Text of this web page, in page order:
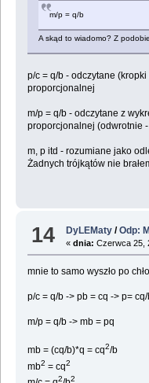
m/p = q/b
A skąd to wiadomo? Z
p/c = q/b - odczytane
proporcjonalnej
m/p = q/b - odczytane z
proporcjonalnej (odwrotnie
m, p itd - rozumiane jako
Żadnych trójkątów nie
14 DyLEMaty /Odp:
«dnia: Czerwca 25,
mnie to samo wyszło po
p/c = q/b -> pb = cq -> p=
m/p = q/b -> mb = pq
mb = (cq/b)*q = cq2/b
mb2 = cq2
2 2